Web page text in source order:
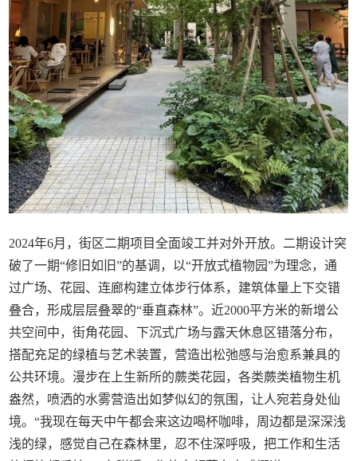
2024年6月，街区二期项目全面竣工并对外开放。二期设计突
破了一期“修旧如旧”的基调，以“开放式植物园”为理念，通
过广场、花园、连廊构建立体步行体系，建筑体量上下交错
叠合，形成层层叠翠的“垂直森林”。近2000平方米的新增公
共空间中，街角花园、下沉式广场与露天休息区错落分布，
搭配充足的绿植与艺术装置，营造出松弛感与治愈系兼具的
公共环境。漫步在上生新所的蕨类花园，各类蕨类植物生机
盎然，喷洒的水雾营造出如梦似幻的氛围，让人宛若身处仙
境。“我现在每天中午都会来这边喝杯咖啡，周边都是深深浅
浅的绿，感觉自己在森林里，忍不住深呼吸，把工作和生活